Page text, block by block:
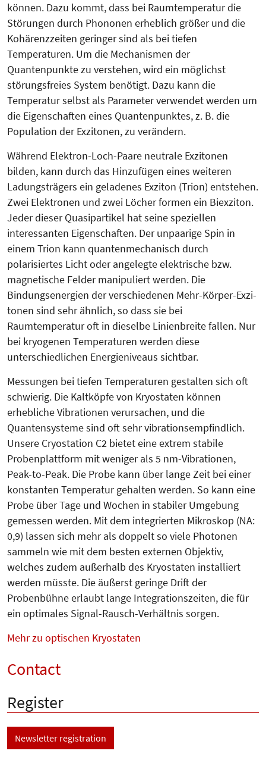
können. Dazu kommt, dass bei Raumtemperatur die
Störungen durch Phononen erheblich größer und die
Kohärenzzeiten geringer sind als bei tiefen
Temperaturen. Um die Mechanismen der
Quantenpunkte zu verstehen, wird ein möglichst
störungsfreies System benötigt. Dazu kann die
Temperatur selbst als Para­me­ter verwendet werden um
die Ei­gen­schaften eines Quantenpunktes, z. B. die
Population der Exzitonen, zu ver­ändern.
Während Elektron-Loch-Paare neu­tra­le Exzitonen
bilden, kann durch das Hinzufügen eines weiteren
Ladungs­trägers ein geladenes Exzi­ton (Trion) entstehen.
Zwei Elek­tronen und zwei Löcher formen ein Biexziton.
Jeder dieser Quasipartikel hat seine speziellen
interessanten Eigenschaften. Der unpaarige Spin in
einem Trion kann quantenmechanisch durch
polarisiertes Licht oder angelegte elektrische bzw.
magnetische Felder manipuliert werden. Die
Bindungsenergien der verschiedenen Mehr-Körper-Exzi­
tonen sind sehr ähnlich, so dass sie bei
Raumtemperatur oft in dieselbe Linienbreite fallen. Nur
bei kryogenen Temperaturen werden diese
unterschiedlichen Energieniveaus sichtbar.
Messungen bei tiefen Temperaturen gestalten sich oft
schwierig. Die Kalt­köpfe von Kryostaten können
erhebliche Vibrationen verursachen, und die
Quantensysteme sind oft sehr vibrationsempfindlich.
Unsere Cryo­sta­tion C2 bietet eine extrem stabile
Probenplattform mit weniger als 5 nm-Vibrationen,
Peak-to-Peak. Die Probe kann über lange Zeit bei einer
konstanten Temperatur gehalten werden. So kann eine
Probe über Tage und Wochen in stabiler Umgebung
gemessen werden. Mit dem integrierten Mikroskop (NA:
0,9) lassen sich mehr als doppelt so viele Photonen
sammeln wie mit dem besten externen Objektiv,
welches zudem außerhalb des Kryostaten installiert
werden müsste. Die äußerst geringe Drift der
Probenbühne erlaubt lange In­te­grationszeiten, die für
ein optimales Signal-Rausch-Verhältnis sorgen.
Mehr zu optischen Kryostaten
Contact
Register
Newsletter registration